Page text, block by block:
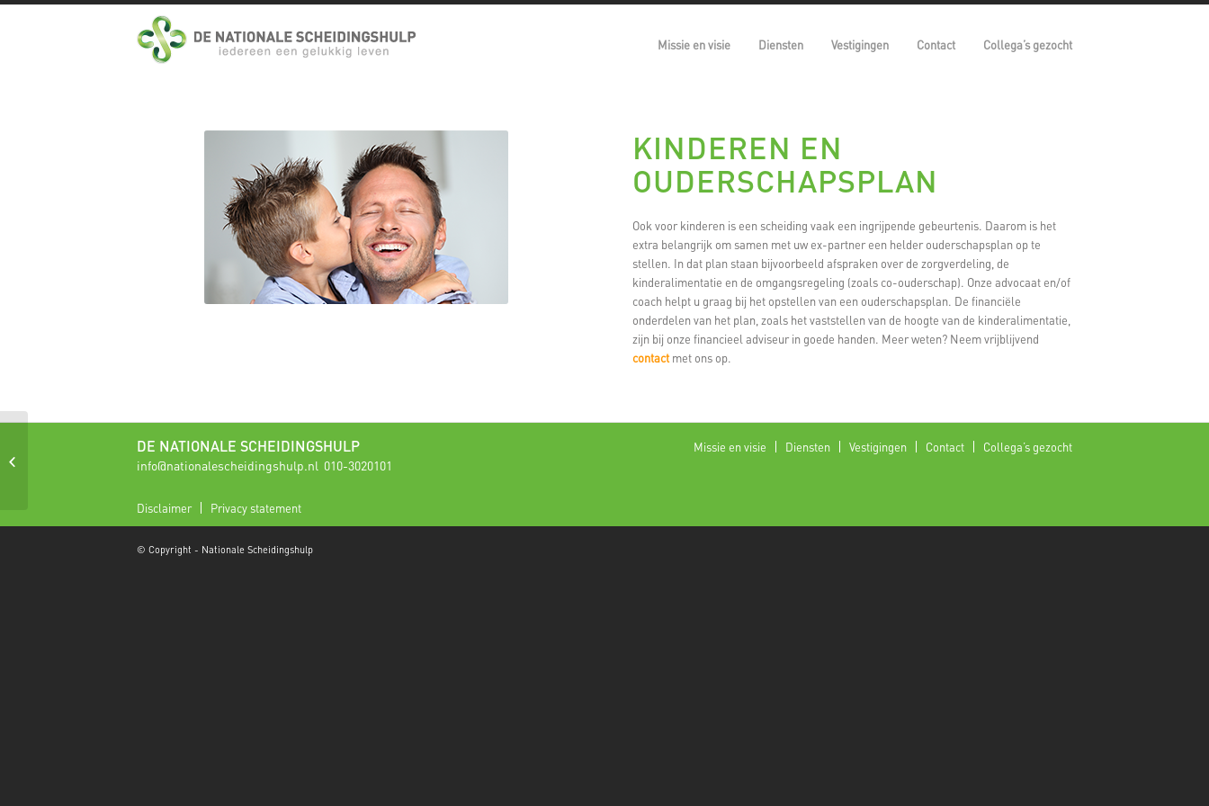
Missie en visie Diensten Vestigingen Contact Collega’s gezocht
KINDEREN EN
OUDERSCHAPSPLAN
Ook voor kinderen is een scheiding vaak een ingrijpende gebeurtenis. Daarom is het
extra belangrijk om samen met uw ex-partner een helder ouderschapsplan op te
stellen. In dat plan staan bijvoorbeeld afspraken over de zorgverdeling, de
kinderalimentatie en de omgangsregeling (zoals co-ouderschap). Onze advocaat en/of
coach helpt u graag bij het opstellen van een ouderschapsplan. De financiële
onderdelen van het plan, zoals het vaststellen van de hoogte van de kinderalimentatie,
zijn bij onze financieel adviseur in goede handen. Meer weten? Neem vrijblijvend
contactmet ons op.
DE NATIONALE SCHEIDINGSHULP
info@nationalescheidingshulp.nl 010-3020101
Disclaimer Privacy statement
Missie en visie Diensten Vestigingen Contact Collega’s gezocht
© Copyright - Nationale Scheidingshulp
Financiën en scheiden